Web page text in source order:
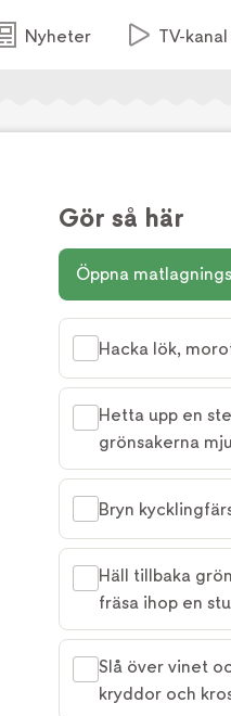
Nyheter TV-kanal
Gör så här
Öppna
Hacka lök,
Hetta upp en
grönsakerna
Bryn
Häll tillbaka
fräsa ihop en
Slå över vinet
kryddor och